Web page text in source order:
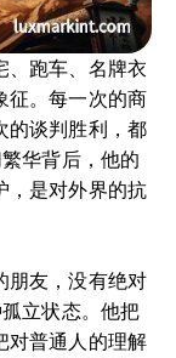
、跑车、名牌衣
。每一次的商
的谈判胜利，都
华背后，他的
，是对外界的抗
朋友，没有绝对
立状态。他把
对普通人的理解